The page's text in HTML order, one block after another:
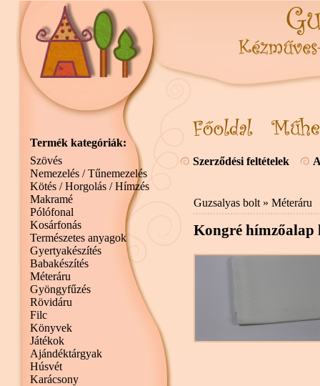
Szerződési feltételek
Guzsalyas bolt » Méteráru
Kongré hímzőalap
Termék kategóriák:
Szövés
Nemezelés / Tűnemezelés
Kötés / Horgolás / Hímzés
Makramé
Pólófonal
Kosárfonás
Természetes anyagok
Gyertyakészítés
Babakészítés
Méteráru
Gyöngyfűzés
Rövidáru
Filc
Könyvek
Játékok
Ajándéktárgyak
Húsvét
Karácsony